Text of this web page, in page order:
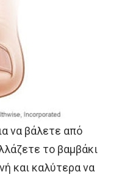
να βάλετε από
το βαμβάκι
και καλύτερα να